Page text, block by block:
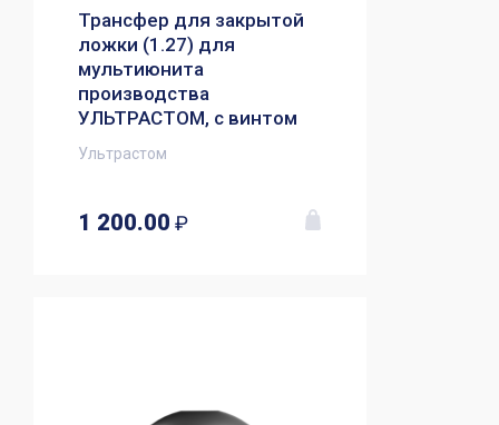
Трансфер для закрытой
ложки (1.27) для
мультиюнита
производства
УЛЬТРАСТОМ, с винтом
Ультрастом
1 200.00 ₽